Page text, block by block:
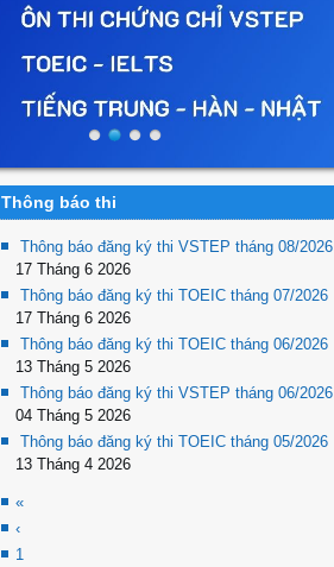
Thông báo thi
Thông báo đăng ký thi VSTEP tháng 08/2026
17 Tháng 6 2026
Thông báo đăng ký thi TOEIC tháng 07/2026
17 Tháng 6 2026
Thông báo đăng ký thi TOEIC tháng 06/2026
13 Tháng 5 2026
Thông báo đăng ký thi VSTEP tháng 06/2026
04 Tháng 5 2026
Thông báo đăng ký thi TOEIC tháng 05/2026
13 Tháng 4 2026
«
‹
1